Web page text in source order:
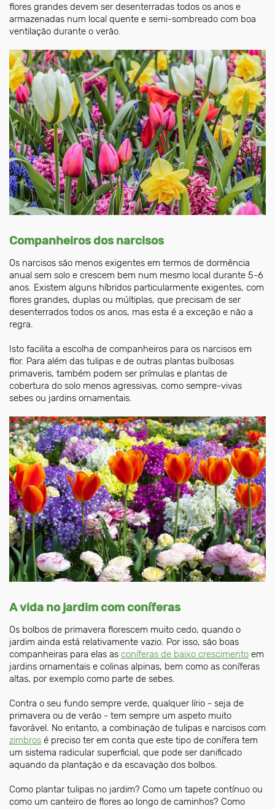
flores grandes devem ser desenterradas todos os anos e
armazenadas num local quente e semi-sombreado com boa
ventilação durante o verão.
Companheiros dos narcisos
Os narcisos são menos exigentes em termos de dormência
anual sem solo e crescem bem num mesmo local durante 5-6
anos. Existem alguns híbridos particularmente exigentes, com
flores grandes, duplas ou múltiplas, que precisam de ser
desenterrados todos os anos, mas esta é a exceção e não a
regra.
Isto facilita a escolha de companheiros para os narcisos em
flor. Para além das tulipas e de outras plantas bulbosas
primaveris, também podem ser prímulas e plantas de
cobertura do solo menos agressivas, como sempre-vivas
sebes ou jardins ornamentais.
A vida no jardim com coníferas
Os bolbos de primavera florescem muito cedo, quando o
jardim ainda está relativamente vazio. Por isso, são boas
companheiras para elas as coníferas de baixo crescimento em
jardins ornamentais e colinas alpinas, bem como as coníferas
altas, por exemplo como parte de sebes.
Contra o seu fundo sempre verde, qualquer lírio - seja de
primavera ou de verão - tem sempre um aspeto muito
favorável. No entanto, a combinação de tulipas e narcisos com
zimbros é preciso ter em conta que este tipo de conífera tem
um sistema radicular superficial, que pode ser danificado
aquando da plantação e da escavação dos bolbos.
Como plantar tulipas no jardim? Como um tapete contínuo ou
como um canteiro de flores ao longo de caminhos? Como